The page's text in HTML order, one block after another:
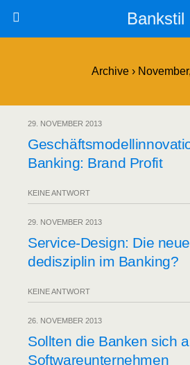
Bankstil
Archive ›
29. NOVEMBER 2013
Ban­king: Brand Profit
KEINE ANTWORT
29. NOVEMBER 2013
Ser­vice-Design: Die
de­dis­zi­plin im Banking?
KEINE ANTWORT
26. NOVEMBER 2013
Soll­ten die Ban­ken sich
Soft­ware­un­ter­neh­men